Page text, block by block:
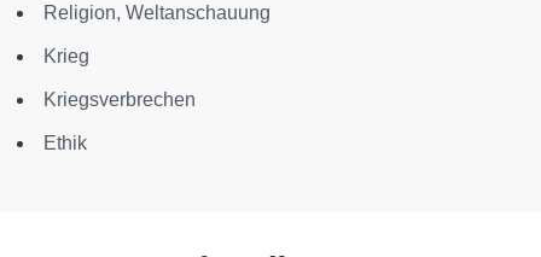
Religion, Weltanschauung
Krieg
Kriegsverbrechen
Ethik